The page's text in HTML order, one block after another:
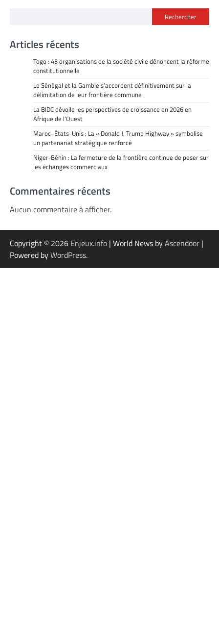
Rechercher
Articles récents
Togo : 43 organisations de la société civile dénoncent la réforme
constitutionnelle
Le Sénégal et la Gambie s’accordent définitivement sur la
délimitation de leur frontière commune
La BIDC dévoile les perspectives de croissance en 2026 en
Afrique de l’Ouest
Maroc–États-Unis : La « Donald J. Trump Highway » symbolise
un partenariat stratégique renforcé
Niger-Bénin : La fermeture de la frontière continue de peser sur
les échanges commerciaux
Commentaires récents
Aucun commentaire à afficher.
Copyright © 2026 Enjeux.info | World News byAscendoor |
Powered byWordPress.